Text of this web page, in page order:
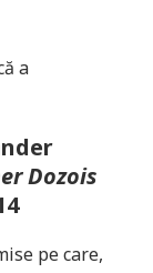
a
Dozois
pe care,